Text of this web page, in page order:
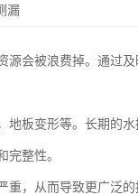
漏
源会被浪费掉。通过
地板变形等。长期的
整性。
重，从而导致更广泛的